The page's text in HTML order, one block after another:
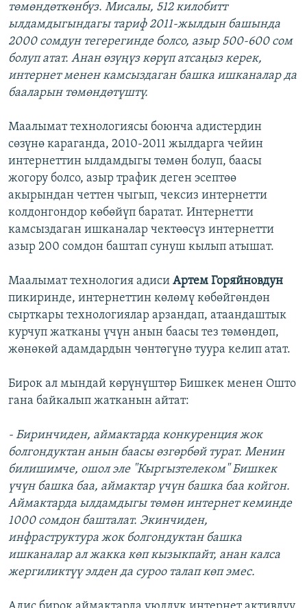
төмөндөткөнбүз. Мисалы, 512 килобитт
ылдамдыгындагы тариф 2011-жылдын башында
2000 сомдун тегерегинде болсо, азыр 500-600 сом
болуп атат. Анан өзүңүз көрүп атсаңыз керек,
интернет менен камсыздаган башка ишканалар да
бааларын төмөндөтүштү.
Маалымат технологиясы боюнча адистердин
сөзүнө караганда, 2010-2011 жылдарга чейин
интернеттин ылдамдыгы төмөн болуп, баасы
жогору болсо, азыр трафик деген эсептөө
акырындан четтен чыгып, чексиз интернетти
колдонгондор көбөйүп баратат. Интернетти
камсыздаган ишканалар чектөөсүз интернетти
азыр 200 сомдон баштап сунуш кылып атышат.
Маалымат технология адиси Артем Горяйновдун
пикиринде, интернеттин көлөмү көбөйгөндөн
сырткары технологиялар арзандап, атаандаштык
курчуп жатканы үчүн анын баасы тез төмөндөп,
жөнөкөй адамдардын чөнтөгүнө туура келип атат.
Бирок ал мындай көрүнүштөр Бишкек менен Ошто
гана байкалып жатканын айтат:
- Биринчиден, аймактарда конкуренция жок
болгондуктан анын баасы өзгөрбөй турат. Менин
билишимче, ошол эле "Кыргызтелеком" Бишкек
үчүн башка баа, аймактар үчүн башка баа койгон.
Аймактарда ылдамдыгы төмөн интернет кеминде
1000 сомдон башталат. Экинчиден,
инфраструктура жок болгондуктан башка
ишканалар ал жакка көп кызыкпайт, анан калса
жергиликтүү элден да суроо талап көп эмес.